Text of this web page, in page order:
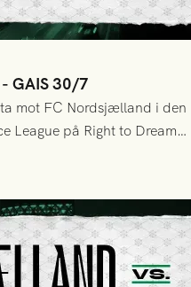
GAIS 30/7
mot FC Nordsjælland i den
League på Right to Dream
har tagit ut följande